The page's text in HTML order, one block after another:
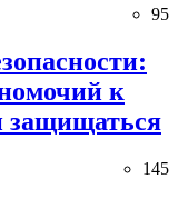
95
к
защищаться
145